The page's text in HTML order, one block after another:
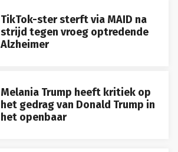
TikTok-ster sterft via MAID na
strijd tegen vroeg optredende
Alzheimer
Melania Trump heeft kritiek op
het gedrag van Donald Trump in
het openbaar